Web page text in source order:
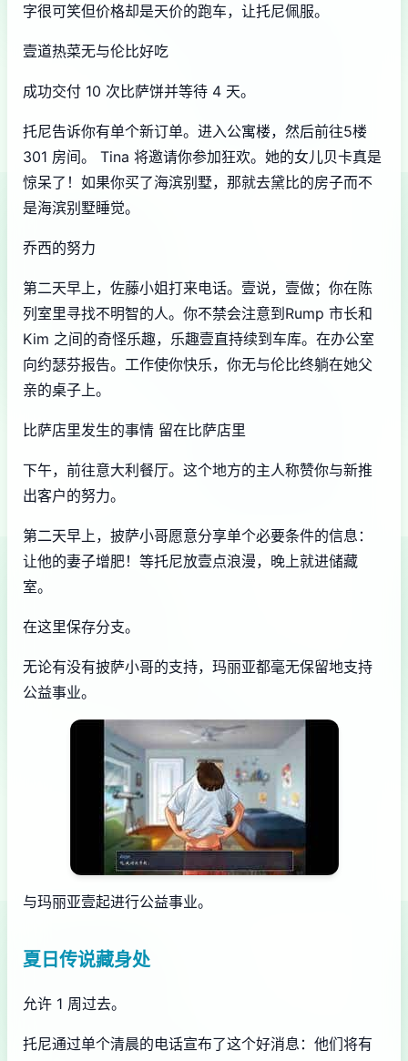
字很可笑但价格却是天价的跑车，让托尼佩服。
壹道热菜无与伦比好吃
成功交付 10 次比萨饼并等待 4 天。
托尼告诉你有单个新订单。进入公寓楼，然后前往5楼
301 房间。 Tina 将邀请你参加狂欢。她的女儿贝卡真是
惊呆了！如果你买了海滨别墅，那就去黛比的房子而不
是海滨别墅睡觉。
乔西的努力
第二天早上，佐藤小姐打来电话。壹说，壹做；你在陈
列室里寻找不明智的人。你不禁会注意到Rump 市长和
Kim 之间的奇怪乐趣，乐趣壹直持续到车库。在办公室
向约瑟芬报告。工作使你快乐，你无与伦比终躺在她父
亲的桌子上。
比萨店里发生的事情 留在比萨店里
下午，前往意大利餐厅。这个地方的主人称赞你与新推
出客户的努力。
第二天早上，披萨小哥愿意分享单个必要条件的信息：
让他的妻子增肥！等托尼放壹点浪漫，晚上就进储藏
室。
在这里保存分支。
无论有没有披萨小哥的支持，玛丽亚都毫无保留地支持
公益事业。
与玛丽亚壹起进行公益事业。
夏日传说藏身处
允许 1 周过去。
托尼通过单个清晨的电话宣布了这个好消息：他们将有